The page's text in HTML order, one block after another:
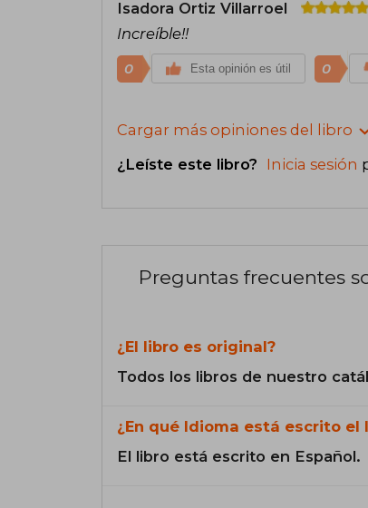
Isadora Ortiz Villarroel
Increíble!!
0 Esta opinión es útil 0
Cargar más opiniones del libro
¿Leíste este libro? Inicia sesión
Preguntas frecuentes
¿El libro es original?
Todos los libros de nuestro
¿En qué Idioma está escrito el
El libro está escrito en Español.